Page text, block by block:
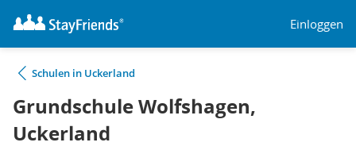
Einloggen
Schulen in Uckerland
Grundschule Wolfshagen,
Uckerland